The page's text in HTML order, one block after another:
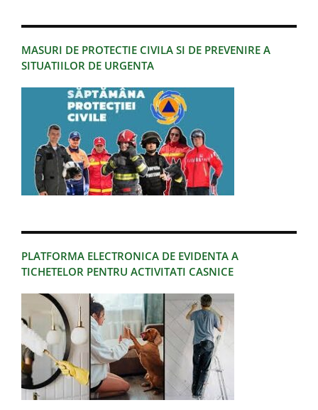
MASURI DE PROTECTIE CIVILA SI DE PREVENIRE A
SITUATIILOR DE URGENTA
PLATFORMA ELECTRONICA DE EVIDENTA A
TICHETELOR PENTRU ACTIVITATI CASNICE